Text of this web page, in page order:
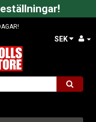
SEK